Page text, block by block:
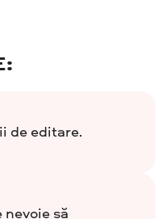
de editare.
nevoie să